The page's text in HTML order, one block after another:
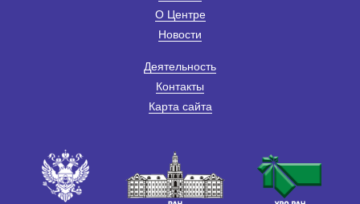
О Центре
Новости
Деятельность
Контакты
Карта сайта